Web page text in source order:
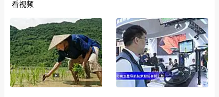
看视频